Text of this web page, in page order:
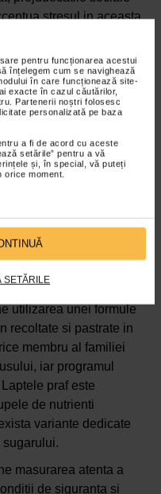
pentru funcționarea acestui
înțelegem cum se navighează
în care funcționează site-
exacte în cazul căutărilor,
Partenerii noștri folosesc
personalizată pe baza
a fi de acord cu aceste
setările” pentru a vă
și, în special, vă puteți
moment.
SETĂRILE
stresul in aceasta
cu biberonul
utilizarea unei formule
recoltate si pastrate in
membru al familiei
iar programul
praf este
de nutrienti
variante dedicate
sugarului.
masurarea atenta a
de siguranta si